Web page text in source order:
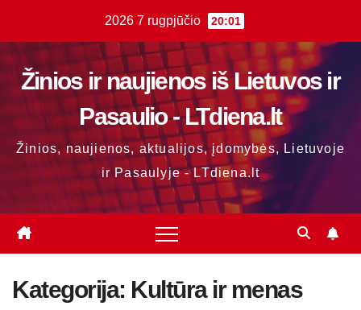
content
2026 7 rugpjūčio 20:01
Žinios ir naujienos iš Lietuvos ir
Pasaulio - LTdiena.lt
Žinios, naujienos, aktualijos, įdomybės, Lietuvoje
ir Pasaulyje - LTdiena.lt
Kategorija: Kultūra ir menas